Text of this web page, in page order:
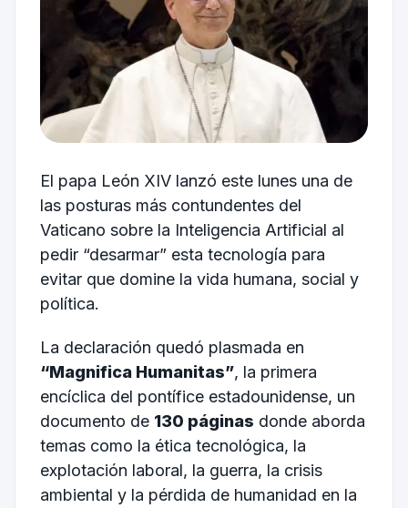
El papa León XIV lanzó este lunes una de
las posturas más contundentes del
Vaticano sobre la Inteligencia Artificial al
pedir “desarmar” esta tecnología para
evitar que domine la vida humana, social y
política.
La declaración quedó plasmada en
“Magnifica Humanitas”, la primera
encíclica del pontífice estadounidense, un
documento de 130 páginas donde aborda
temas como la ética tecnológica, la
explotación laboral, la guerra, la crisis
ambiental y la pérdida de humanidad en la